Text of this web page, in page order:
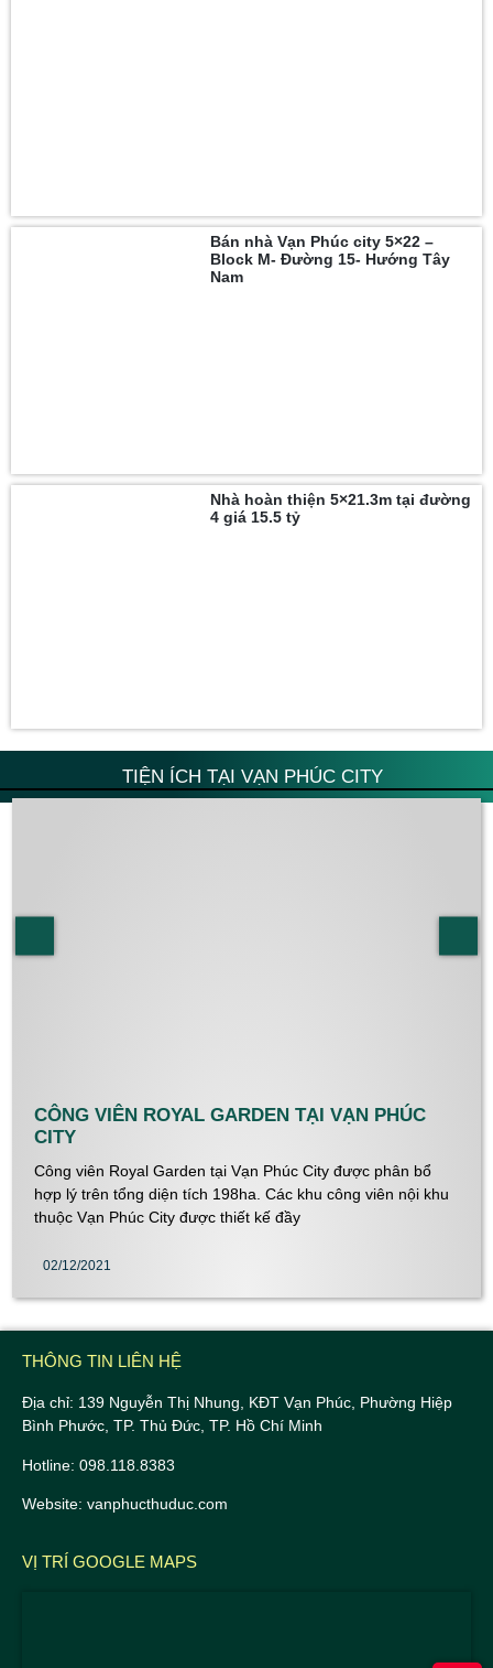
Bán nhà Vạn Phúc city 5×22 –
Block M- Đường 15- Hướng Tây
Nam
Nhà hoàn thiện 5×21.3m tại đường
4 giá 15.5 tỷ
TIỆN ÍCH TẠI VẠN PHÚC CITY
CÔNG VIÊN ROYAL GARDEN TẠI VẠN PHÚC
CITY
Công viên Royal Garden tại Vạn Phúc City được phân bổ
hợp lý trên tổng diện tích 198ha. Các khu công viên nội khu
thuộc Vạn Phúc City được thiết kế đầy
02/12/2021
THÔNG TIN LIÊN HỆ
Địa chỉ: 139 Nguyễn Thị Nhung, KĐT Vạn Phúc, Phường Hiệp
Bình Phước, TP. Thủ Đức, TP. Hồ Chí Minh
Hotline: 098.118.8383
Website: vanphucthuduc.com
VỊ TRÍ GOOGLE MAPS